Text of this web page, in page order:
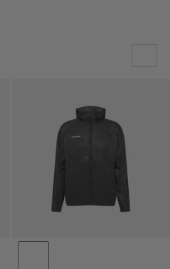
PREZZO BASSO AD ALTO
PREZZO ALTO A BASSO
COSA C'È DI NUOVO